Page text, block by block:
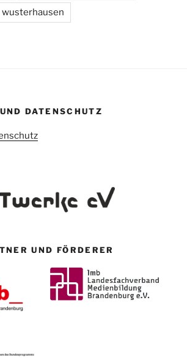
wusterhausen
DATENSCHUTZ
UND FÖRDERER